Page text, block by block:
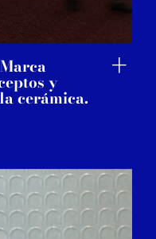
y
cerámica.